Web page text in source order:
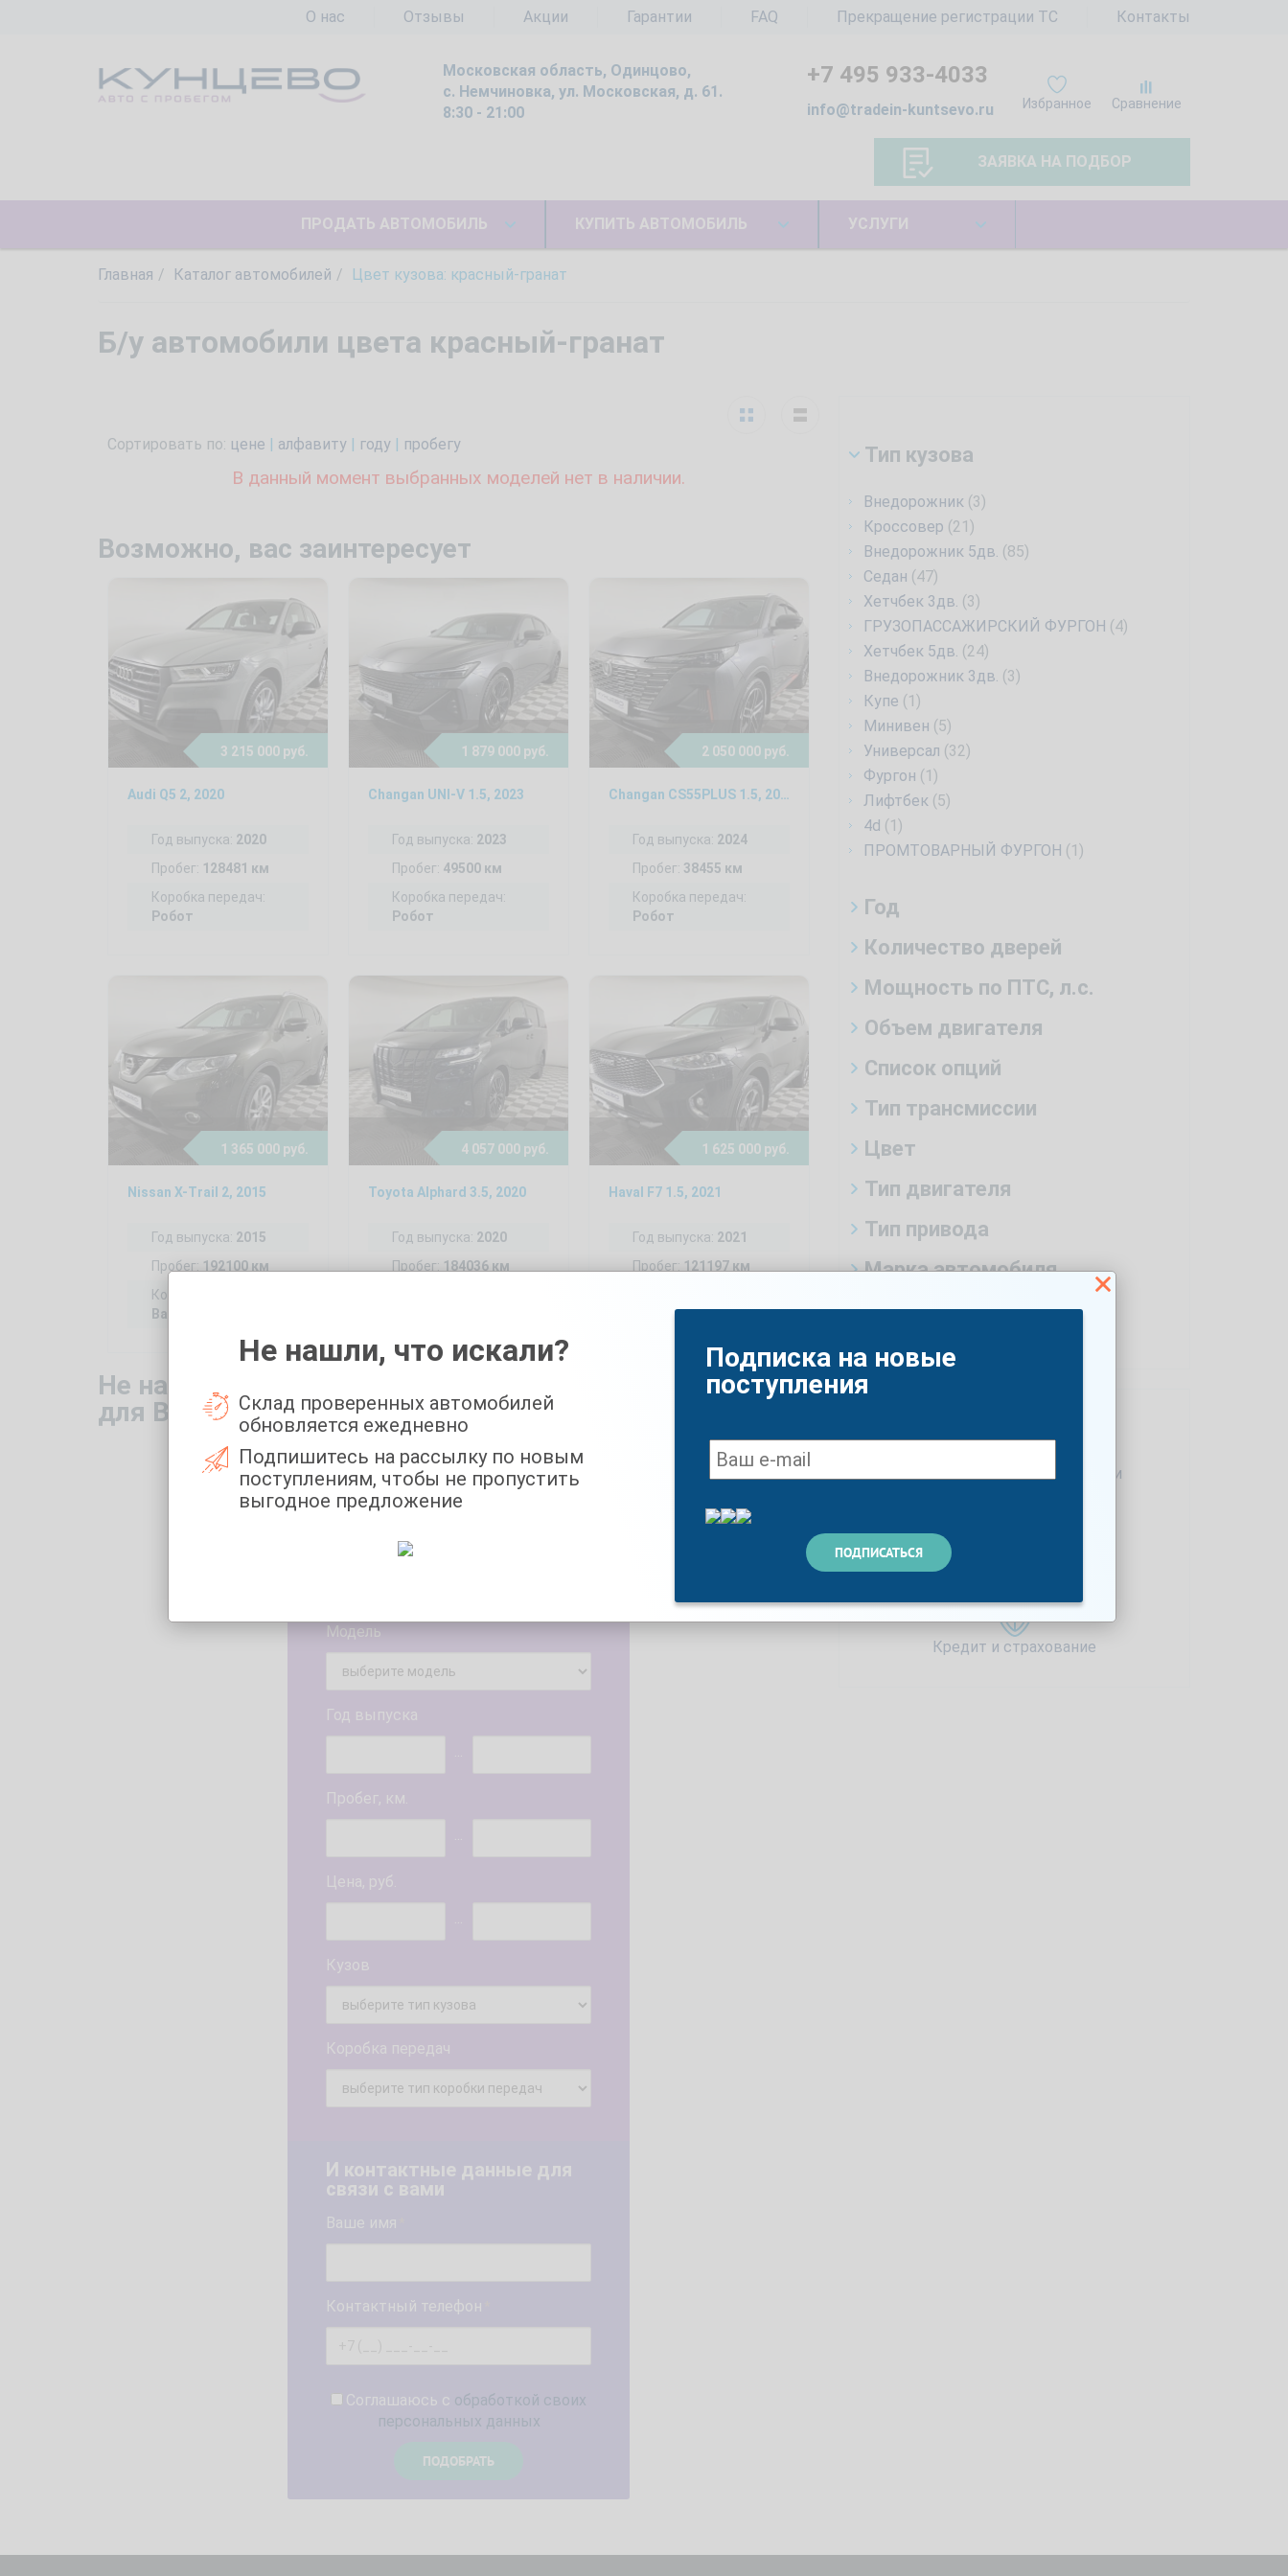
О нас Отзывы Акции Гарантии FAQ Прекращение регистрации ТС Контакты
Московская область, Одинцово,
с. Немчиновка, ул. Московская, д. 61.
8:30 - 21:00
Избранное Сравнение
+7 495 933-4033
info@tradein-kuntsevo.ru
ЗАЯВКА НА ПОДБОР
ПРОДАТЬ АВТОМОБИЛЬ КУПИТЬ АВТОМОБИЛЬ УСЛУГИ
Главная Каталог автомобилей Цвет кузова: красный-гранат
Б/у автомобили цвета красный-гранат
Тип кузова
Внедорожник (3)
Кроссовер (21)
Внедорожник 5дв. (85)
Седан (47)
Хетчбек 3дв. (3)
ГРУЗОПАССАЖИРСКИЙ ФУРГОН (4)
Хетчбек 5дв. (24)
Внедорожник 3дв. (3)
Купе (1)
Минивен (5)
Универсал (32)
Фургон (1)
Лифтбек (5)
4d (1)
ПРОМТОВАРНЫЙ ФУРГОН (1)
Год
Количество дверей
Мощность по ПТС, л.с.
Объем двигателя
Список опций
Тип трансмиссии
Цвет
Тип двигателя
Тип привода
Марка автомобиля
По стране
Проверенные авто в наличии
Сервисное обслуживание
Кредит и страхование
Сортировать по: цене | алфавиту | году | пробегу
В данный момент выбранных моделей нет в наличии.
Возможно, вас заинтересует
3 215 000 руб.
Audi Q5 2, 2020
Год выпуска: 2020
Пробег: 128481 км
Коробка передач:
Робот
1 879 000 руб.
Changan UNI-V 1.5, 2023
Год выпуска: 2023
Пробег: 49500 км
Коробка передач:
Робот
2 050 000 руб.
Changan CS55PLUS 1.5, 2024
Год выпуска: 2024
Пробег: 38455 км
Коробка передач:
Робот
1 365 000 руб.
Nissan X-Trail 2, 2015
Год выпуска: 2015
Пробег: 192100 км
Коробка передач:
Вариатор
4 057 000 руб.
Toyota Alphard 3.5, 2020
Год выпуска: 2020
Пробег: 184036 км
1 625 000 руб.
Haval F7 1.5, 2021
Год выпуска: 2021
Пробег: 121197 км
7-DCT
Не нашли то, что искали? Подберем индивидуально
для Вас
Укажите пожелания по автомобилю
Модель
Год выпуска
...
Пробег, км.
...
Цена, руб.
...
Кузов
Коробка передач
И контактные данные для
связи с вами
Ваше имя
Контактный телефон
Соглашаюсь с обработкой своих
персональных данных
Не нашли, что искали?
Склад проверенных автомобилей
обновляется ежедневно
Подпишитесь на рассылку по новым
поступлениям, чтобы не пропустить
выгодное предложение
Подписка на новые
поступления